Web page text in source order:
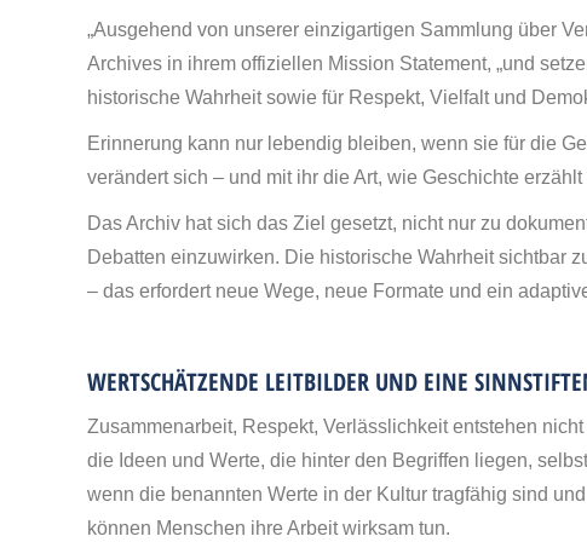
„Ausgehend von unserer einzigartigen Sammlung über
Archives in ihrem offiziellen Mission Statement, „und
historische Wahrheit sowie für Respekt, Vielfalt und
Erinnerung kann nur lebendig bleiben, wenn sie für die
verändert sich – und mit ihr die Art, wie Geschichte
Das Archiv hat sich das Ziel gesetzt, nicht nur zu
Debatten einzuwirken. Die historische Wahrheit sichtbar
– das erfordert neue Wege, neue Formate und ein
WERTSCHÄTZENDE LEITBILDER UND EINE
Zusammenarbeit, Respekt, Verlässlichkeit entstehen
die Ideen und Werte, die hinter den Begriffen liegen,
wenn die benannten Werte in der Kultur tragfähig sind
können Menschen ihre Arbeit wirksam tun.